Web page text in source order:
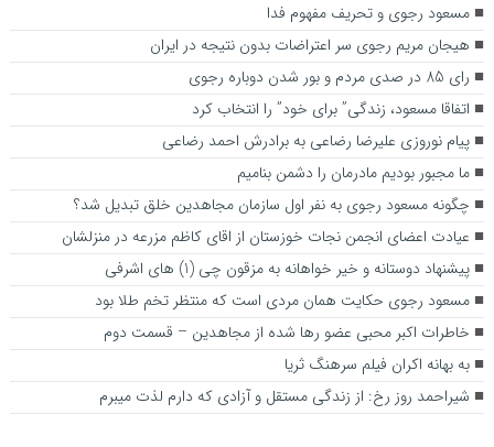
مسعود رجوی و تحریف مفهوم فدا
هیجان مریم رجوی سر اعتراضات بدون نتیجه در ایران
رای 85 در صدی مردم و بور شدن دوباره رجوی
اتفاقا مسعود، زندگی” برای خود” را انتخاب کرد
پیام نوروزی علیرضا رضاعی به برادرش احمد رضاعی
ما مجبور بودیم مادرمان را دشمن بنامیم
چگونه مسعود رجوی به نفر اول سازمان مجاهدین خلق تبدیل شد؟
عیادت اعضای انجمن نجات خوزستان از اقای کاظم مزرعه در منزلشان
پیشنهاد دوستانه و خیر خواهانه به مزقون چی (1) های اشرفی
مسعود رجوی حکایت همان مردی است که منتظر تخم طلا بود
خاطرات اکبر محبی عضو رها شده از مجاهدین – قسمت دوم
به ‌بهانه اکران فیلم سرهنگ ثریا
شیراحمد روز رخ: از زندگی مستقل و آزادی که دارم لذت میبرم